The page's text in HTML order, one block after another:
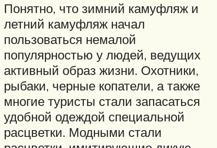
Понятно, что зимний камуфляж и
летний камуфляж начал
пользоваться немалой
популярностью у людей, ведущих
активный образ жизни. Охотники,
рыбаки, черные копатели, а также
многие туристы стали запасаться
удобной одеждой специальной
расцветки. Модными стали